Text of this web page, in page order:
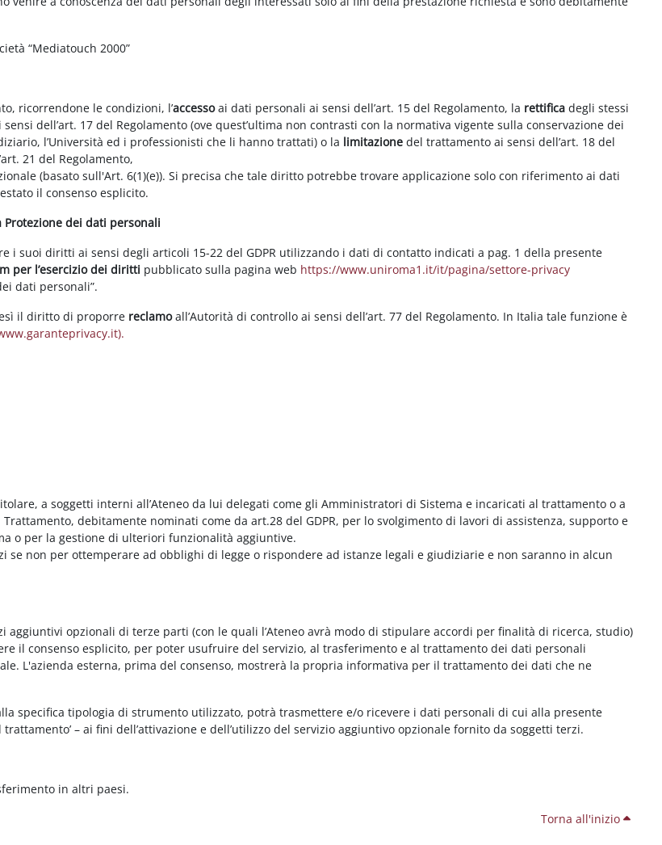
“Mediatouch 2000”
ricorrendone le condizioni, l’accessoai dati personali ai sensi dell’art. 15 del Regolamento, la rettificadegli stessi
dell’art. 17 del Regolamento (ove quest’ultima non contrasti con la normativa vigente sulla conservazione dei
l’Università ed i professionisti che li hanno trattati) o la limitazione del trattamento ai sensi dell’art. 18 del
21 del Regolamento,
(basato sull'Art. 6(1)(e)). Si precisa che tale diritto potrebbe trovare applicazione solo con riferimento ai dati
il consenso esplicito.
dei dati personali
i suoi diritti ai sensi degli articoli 15-22 del GDPR utilizzando i dati di contatto indicati a pag. 1 della presente
per l’esercizio dei diritti pubblicato sulla pagina web https://www.uniroma1.it/it/pagina/settore-privacy
dati personali”.
il diritto di proporre reclamoall’Autorità di controllo ai sensi dell’art. 77 del Regolamento. In Italia tale funzione è
a soggetti interni all’Ateneo da lui delegati come gli Amministratori di Sistema e incaricati al trattamento o a
debitamente nominati come da art.28 del GDPR, per lo svolgimento di lavori di assistenza, supporto e
o per la gestione di ulteriori funzionalità aggiuntive.
non per ottemperare ad obblighi di legge o rispondere ad istanze legali e giudiziarie e non saranno in alcun
opzionali di terze parti (con le quali l’Ateneo avrà modo di stipulare accordi per finalità di ricerca, studio)
il consenso esplicito, per poter usufruire del servizio, al trasferimento e al trattamento dei dati personali
L'azienda esterna, prima del consenso, mostrerà la propria informativa per il trattamento dei dati che ne
specifica tipologia di strumento utilizzato, potrà trasmettere e/o ricevere i dati personali di cui alla presente
– ai fini dell’attivazione e dell’utilizzo del servizio aggiuntivo opzionale fornito da soggetti terzi.
in altri paesi.
Torna all'inizio